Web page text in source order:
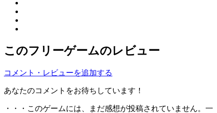
このフリーゲームのレビュー
コメント・レビューを追加する
あなたのコメントをお待ちしています！
・・・このゲームには、まだ感想が投稿されていません。一